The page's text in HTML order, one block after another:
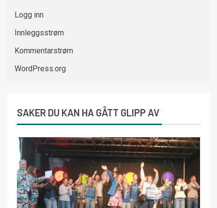
Logg inn
Innleggsstrøm
Kommentarstrøm
WordPress.org
SAKER DU KAN HA GÅTT GLIPP AV